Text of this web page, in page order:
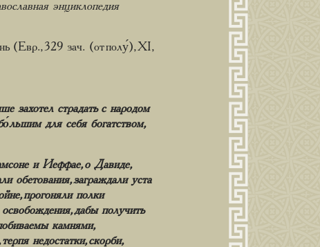
энциклопедия
(Евр., 329 зач. (от полу́), XI,
захотел страдать с народом
для себя богатством,
и Иеффае, о Давиде,
обетования, заграждали уста
прогоняли полки
дабы получить
камнями,
недостатки, скорби,